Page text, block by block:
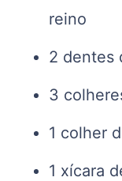
reino
2 dentes
3
1 colher
1 xícara